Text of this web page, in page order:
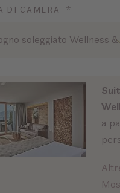
DI CAMERA *
soleggiato Wellness
a